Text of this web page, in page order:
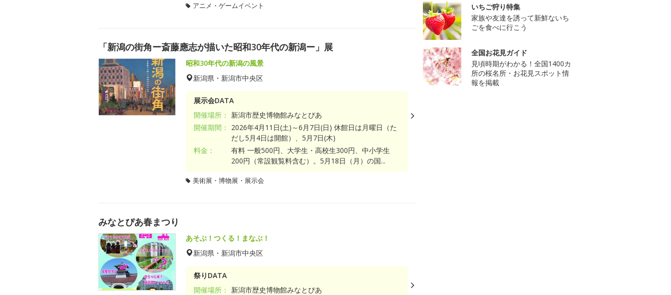
アニメ・ゲームイベント
「新潟の街角ー斎藤應志が描いた昭和30年代の新潟ー」展
昭和30年代の新潟の風景
新潟県・新潟市中央区
展示会DATA
開催場所：
新潟市歴史博物館みなとぴあ
開催期間：
2026年4月11日(土)～6月7日(日) 休館日は月曜日（た
だし5月4日は開館）、5月7日(木)
料金：
有料 一般500円、大学生・高校生300円、中小学生
200円（常設観覧料含む）。5月18日（月）の国...
美術展・博物展・展示会
みなとぴあ春まつり
あそぶ！つくる！まなぶ！
新潟県・新潟市中央区
祭りDATA
開催場所：
新潟市歴史博物館みなとぴあ
いちご狩り特集
家族や友達を誘って新鮮ないち
ごを食べに行こう
全国お花見ガイド
見頃時期がわかる！全国1400カ
所の桜名所・お花見スポット情
報を掲載